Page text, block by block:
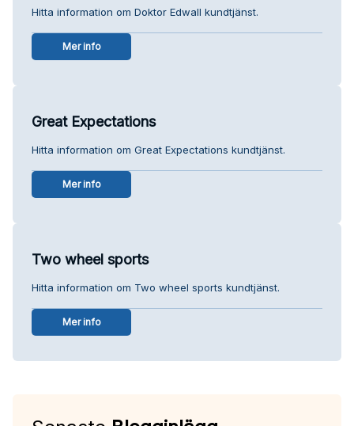
Hitta information om Doktor Edwall kundtjänst.
Mer info
Great Expectations
Hitta information om Great Expectations kundtjänst.
Mer info
Two wheel sports
Hitta information om Two wheel sports kundtjänst.
Mer info